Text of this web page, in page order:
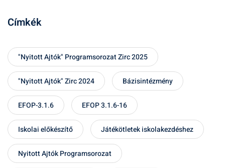
Címkék
"Nyitott Ajtók" Programsorozat Zirc 2025
"Nyitott Ajtók" Zirc 2024 Bázisintézmény
EFOP-3.1.6 EFOP 3.1.6-16
Iskolai előkészítő Játékötletek iskolakezdéshez
Nyitott Ajtók Programsorozat